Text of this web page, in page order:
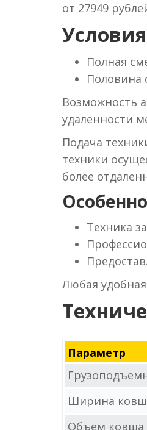
от 27949
Полная
Половина
Возможность
удаленности
Подача
техники
более
Техника
Любая
Параметр
Ширина
Объем ковша